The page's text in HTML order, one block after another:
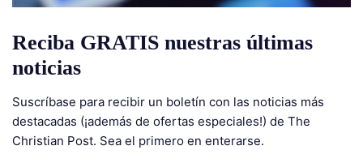
Reciba GRATIS nuestras últimas
noticias
Suscríbase para recibir un boletín con las noticias más
destacadas (¡además de ofertas especiales!) de The
Christian Post. Sea el primero en enterarse.